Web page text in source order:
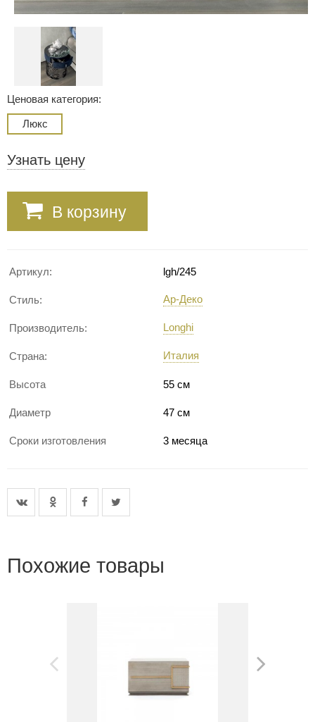
Ценовая категория:
Люкс
Узнать цену
В корзину
Артикул: lgh/245
Стиль: Ар-Деко
Производитель: Longhi
Страна: Италия
Высота 55 см
Диаметр 47 см
Сроки изготовления 3 месяца
Похожие товары